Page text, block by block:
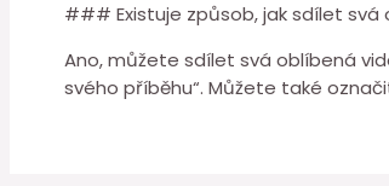
### Existuje způsob, jak sdílet svá
Ano, můžete sdílet svá oblíbená
svého příběhu“. Můžete také